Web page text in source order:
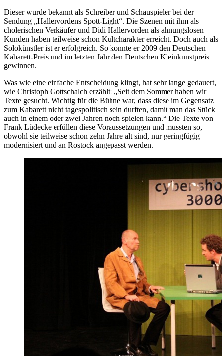
Dieser wurde bekannt als Schreiber und Schauspieler bei der
Sendung „Hallervordens Spott-Light“. Die Szenen mit ihm als
cholerischen Verkäufer und Didi Hallervorden als ahnungslosen
Kunden haben teilweise schon Kultcharakter erreicht. Doch auch als
Solokünstler ist er erfolgreich. So konnte er 2009 den Deutschen
Kabarett-Preis und im letzten Jahr den Deutschen Kleinkunstpreis
gewinnen.
Was wie eine einfache Entscheidung klingt, hat sehr lange gedauert,
wie Christoph Gottschalch erzählt: „Seit dem Sommer haben wir
Texte gesucht. Wichtig für die Bühne war, dass diese im Gegensatz
zum Kabarett nicht tagespolitisch sein durften, damit man das Stück
auch in einem oder zwei Jahren noch spielen kann.“ Die Texte von
Frank Lüdecke erfüllen diese Voraussetzungen und mussten so,
obwohl sie teilweise schon zehn Jahre alt sind, nur geringfügig
modernisiert und an Rostock angepasst werden.